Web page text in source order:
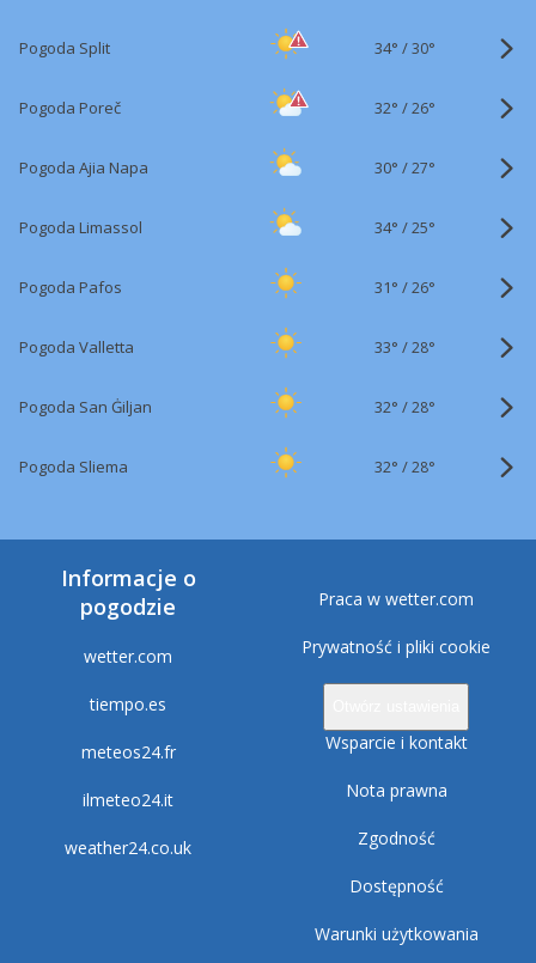
Pogoda Split 34° /30°
Pogoda Poreč 32° /26°
Pogoda Ajia Napa 30° /27°
Pogoda Limassol 34° /25°
Pogoda Pafos 31° /26°
Pogoda Valletta 33° /28°
Pogoda San Ġiljan 32° /28°
Pogoda Sliema 32° /28°
Informacje o
pogodzie
wetter.com
tiempo.es
meteos24.fr
ilmeteo24.it
weather24.co.uk
Praca w wetter.com
Prywatność i pliki cookie
Wsparcie i kontakt
Nota prawna
Zgodność
Dostępność
Warunki użytkowania